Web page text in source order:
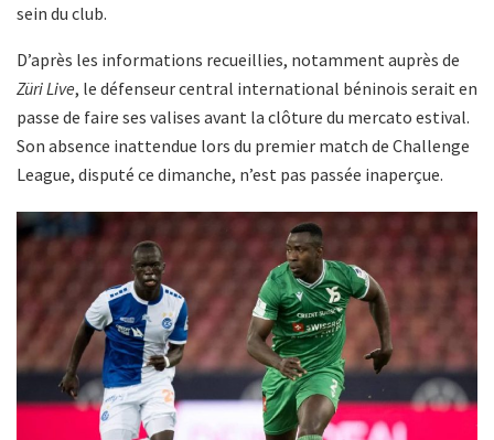
sein du club.
D’après les informations recueillies, notamment auprès de
Züri Live, le défenseur central international béninois serait en
passe de faire ses valises avant la clôture du mercato estival.
Son absence inattendue lors du premier match de Challenge
League, disputé ce dimanche, n’est pas passée inaperçue.